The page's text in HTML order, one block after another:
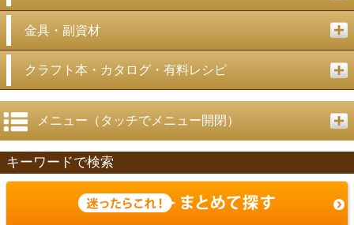
金具・副資材
クラフト本・カタログ・有料レシピ
メニュー（タッチでメニュー開閉）
キーワードで検索